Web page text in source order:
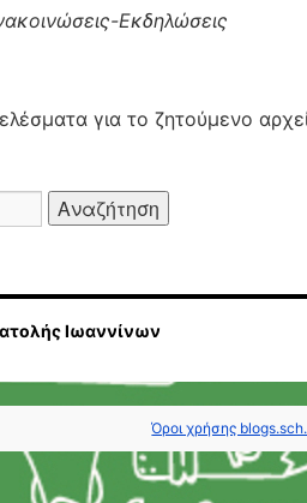
Εκδηλώσεις
για το ζητούμενο
Ιωαννίνων
Όροι χρήσης